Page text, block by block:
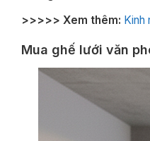
>>>>> Xem thêm: Kinh
Mua ghế lưới văn